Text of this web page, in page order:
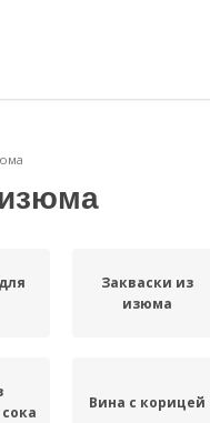
Закваски из
изюма
Вина с корицей